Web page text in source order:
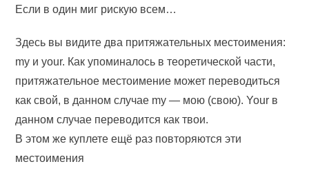
Если в один миг рискую всем…
Здесь вы видите два притяжательных местоимения:
my и your. Как упоминалось в теоретической части,
притяжательное местоимение может переводиться
как свой, в данном случае my — мою (свою). Your в
данном случае переводится как твои.
В этом же куплете ещё раз повторяются эти
местоимения